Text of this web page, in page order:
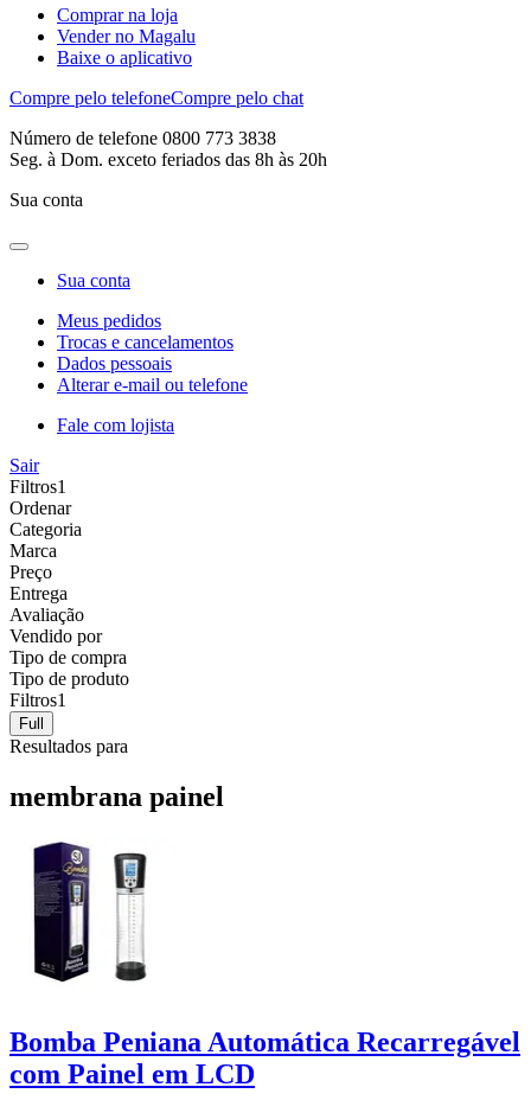
Comprar na loja
Vender no Magalu
Baixe o aplicativo
Compre pelo telefoneCompre pelo chat
Número de telefone 0800 773 3838
Seg. à Dom. exceto feriados das 8h às 20h
Sua conta
Sua conta
Meus pedidos
Trocas e cancelamentos
Dados pessoais
Alterar e-mail ou telefone
Fale com lojista
Sair
Filtros1
Ordenar
Categoria
Marca
Preço
Entrega
Avaliação
Vendido por
Tipo de compra
Tipo de produto
Filtros1
Full
Resultados para
membrana painel
Bomba Peniana Automática Recarregável
com Painel em LCD